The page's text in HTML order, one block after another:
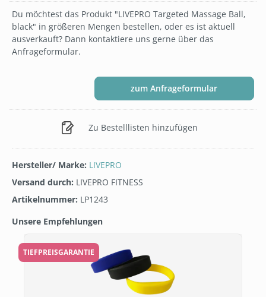
Du möchtest das Produkt "LIVEPRO Targeted Massage Ball,
black" in größeren Mengen bestellen, oder es ist aktuell
ausverkauft? Dann kontaktiere uns gerne über das
Anfrageformular.
zum Anfrageformular
Zu Bestelllisten hinzufügen
Hersteller/ Marke: LIVEPRO
Versand durch: LIVEPRO FITNESS
Artikelnummer: LP1243
Unsere Empfehlungen
TIEFPREISGARANTIE